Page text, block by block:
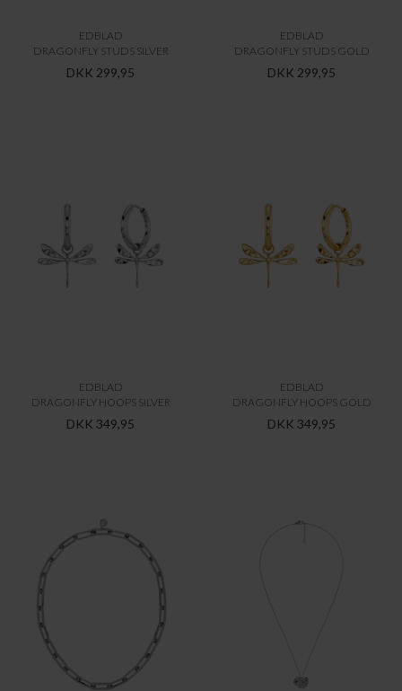
EDBLAD
DRAGONFLY STUDS SILVER
DKK 299,95
EDBLAD
DRAGONFLY STUDS GOLD
DKK 299,95
EDBLAD
DRAGONFLY HOOPS SILVER
DKK 349,95
EDBLAD
DRAGONFLY HOOPS GOLD
DKK 349,95